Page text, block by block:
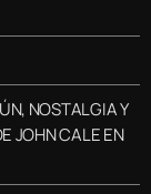
NOSTALGIA Y
JOHN CALE EN